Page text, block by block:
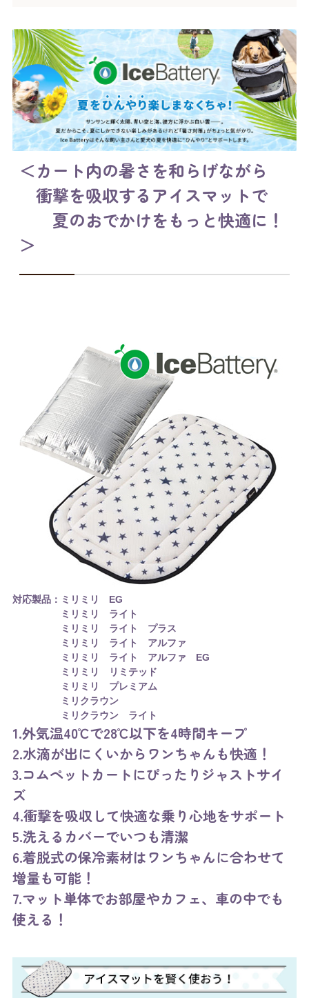
＜カート内の暑さを和らげながら
衝撃を吸収するアイスマットで
夏のおでかけをもっと快適に！
＞
対応製品：ミリミリ EG
ミリミリ ライト
ミリミリ ライト プラス
ミリミリ ライト アルファ
ミリミリ ライト アルファ EG
ミリミリ リミテッド
ミリミリ プレミアム
ミリクラウン
ミリクラウン ライト
1.外気温40℃で28℃以下を4時間キープ
2.水滴が出にくいからワンちゃんも快適！
3.コムペットカートにぴったりジャストサイ
ズ
4.衝撃を吸収して快適な乗り心地をサポート
5.洗えるカバーでいつも清潔
6.着脱式の保冷素材はワンちゃんに合わせて
増量も可能！
7.マット単体でお部屋やカフェ、車の中でも
使える！